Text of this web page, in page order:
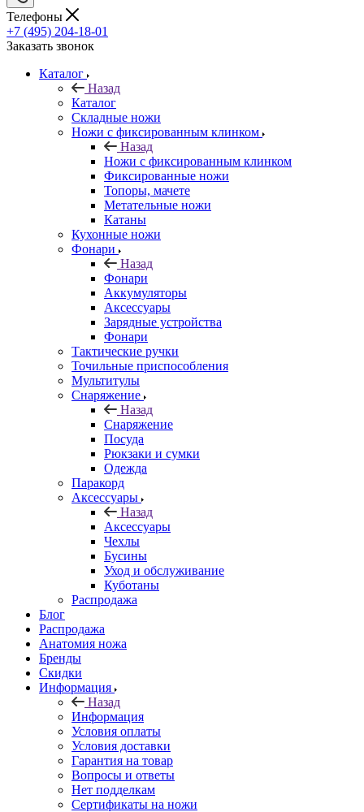
Телефоны
+7 (495) 204-18-01
Заказать звонок
Каталог
Назад
Каталог
Складные ножи
Ножи с фиксированным клинком
Назад
Ножи с фиксированным клинком
Фиксированные ножи
Топоры, мачете
Метательные ножи
Катаны
Кухонные ножи
Фонари
Назад
Фонари
Аккумуляторы
Аксессуары
Зарядные устройства
Фонари
Тактические ручки
Точильные приспособления
Мультитулы
Снаряжение
Назад
Снаряжение
Посуда
Рюкзаки и сумки
Одежда
Паракорд
Аксессуары
Назад
Аксессуары
Чехлы
Бусины
Уход и обслуживание
Куботаны
Распродажа
Блог
Распродажа
Анатомия ножа
Бренды
Скидки
Информация
Назад
Информация
Условия оплаты
Условия доставки
Гарантия на товар
Вопросы и ответы
Нет подделкам
Сертификаты на ножи